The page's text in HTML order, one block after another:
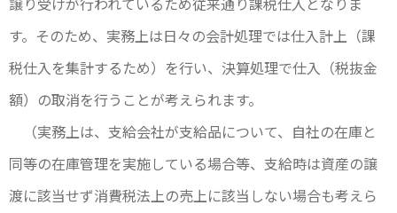
す。そのため、実務上は日々の会計処理では仕入計上（課
税仕入を集計するため）を行い、決算処理で仕入（税抜金
額）の取消を行うことが考えられます。
（実務上は、支給会社が支給品について、自社の在庫と
同等の在庫管理を実施している場合等、支給時は資産の譲
渡に該当せず消費税法上の売上に該当しない場合も考えら